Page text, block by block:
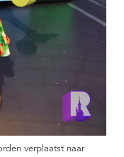
verplaatst naar